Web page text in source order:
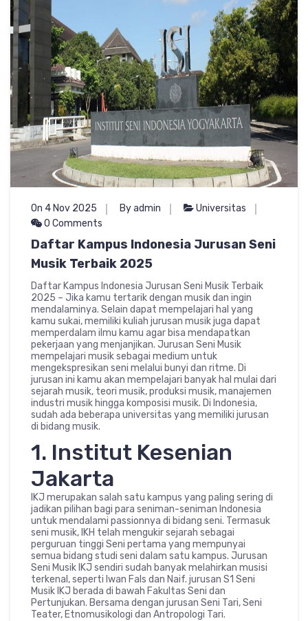
On 4 Nov 2025 By admin
Universitas
0 Comments
Daftar Kampus Indonesia Jurusan Seni
Musik Terbaik 2025
Daftar Kampus Indonesia Jurusan Seni Musik Terbaik
2025 – Jika kamu tertarik dengan musik dan ingin
mendalaminya. Selain dapat mempelajari hal yang
kamu sukai, memiliki kuliah jurusan musik juga dapat
memperdalam ilmu kamu agar bisa mendapatkan
pekerjaan yang menjanjikan. Jurusan Seni Musik
mempelajari musik sebagai medium untuk
mengekspresikan seni melalui bunyi dan ritme. Di
jurusan ini kamu akan mempelajari banyak hal mulai dari
sejarah musik, teori musik, produksi musik, manajemen
industri musik hingga komposisi musik. Di Indonesia,
sudah ada beberapa universitas yang memiliki jurusan
di bidang musik.
1. Institut Kesenian
Jakarta
IKJ merupakan salah satu kampus yang paling sering di
jadikan pilihan bagi para seniman-seniman Indonesia
untuk mendalami passionnya di bidang seni. Termasuk
seni musik, IKH telah mengukir sejarah sebagai
perguruan tinggi Seni pertama yang mempunyai
semua bidang studi seni dalam satu kampus. Jurusan
Seni Musik IKJ sendiri sudah banyak melahirkan musisi
terkenal, seperti Iwan Fals dan Naif. jurusan S1 Seni
Musik IKJ berada di bawah Fakultas Seni dan
Pertunjukan. Bersama dengan jurusan Seni Tari, Seni
Teater, Etnomusikologi dan Antropologi Tari.